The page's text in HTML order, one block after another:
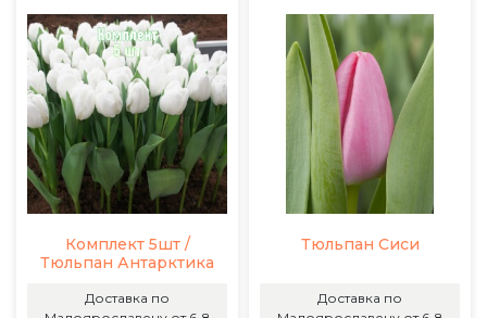
Комплект 5шт /
Тюльпан Антарктика
Доставка по
Тюльпан Сиси
Доставка по